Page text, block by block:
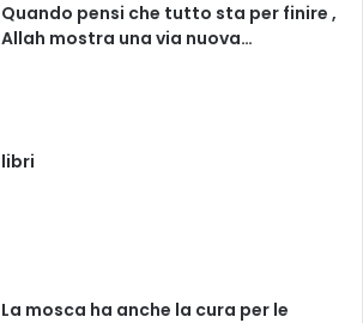
Quando pensi che tutto sta per finire ,
Allah mostra una via nuova…
libri
La mosca ha anche la cura per le